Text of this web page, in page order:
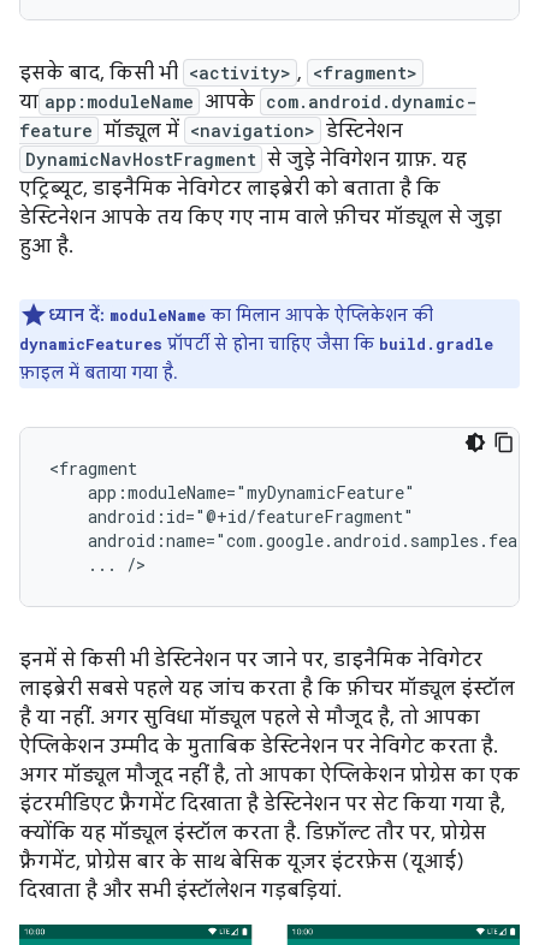
इसके बाद, किसी भी <activity> , <fragment>
या app:moduleName आपके com.android.dynamic-
feature मॉड्यूल में <navigation> डेस्टिनेशन
DynamicNavHostFragment से जुड़े नेविगेशन ग्राफ़. यह
एट्रिब्यूट, डाइनैमिक नेविगेटर लाइब्रेरी को बताता है कि
डेस्टिनेशन आपके तय किए गए नाम वाले फ़ीचर मॉड्यूल से जुड़ा
हुआ है.
ध्यान दें: moduleName का मिलान आपके ऐप्लिकेशन की
dynamicFeatures प्रॉपर्टी से होना चाहिए जैसा कि build.gradle
फ़ाइल में बताया गया है.
...
इनमें से किसी भी डेस्टिनेशन पर जाने पर, डाइनैमिक नेविगेटर
लाइब्रेरी सबसे पहले यह जांच करता है कि फ़ीचर मॉड्यूल इंस्टॉल
है या नहीं. अगर सुविधा मॉड्यूल पहले से मौजूद है, तो आपका
ऐप्लिकेशन उम्मीद के मुताबिक डेस्टिनेशन पर नेविगेट करता है.
अगर मॉड्यूल मौजूद नहीं है, तो आपका ऐप्लिकेशन प्रोग्रेस का एक
इंटरमीडिएट फ़्रैगमेंट दिखाता है डेस्टिनेशन पर सेट किया गया है,
क्योंकि यह मॉड्यूल इंस्टॉल करता है. डिफ़ॉल्ट तौर पर, प्रोग्रेस
फ़्रैगमेंट, प्रोग्रेस बार के साथ बेसिक यूज़र इंटरफ़ेस (यूआई)
दिखाता है और सभी इंस्टॉलेशन गड़बड़ियां.